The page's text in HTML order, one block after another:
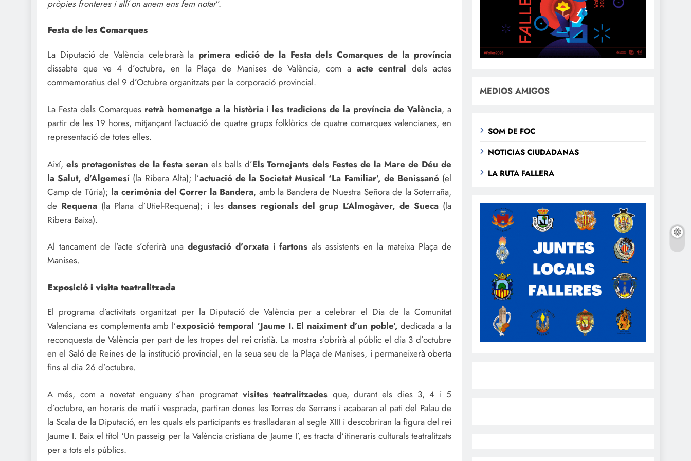
pròpies fronteres i allí on anem ens fem notar”.
Festa de les Comarques
La Diputació de València celebrarà la primera edició de la Festa dels Comarques de la província
dissabte que ve 4 d’octubre, en la Plaça de Manises de València, com a acte central dels actes
commemoratius del 9 d’Octubre organitzats per la corporació provincial.
La Festa dels Comarques retrà homenatge a la història i les tradicions de la província de València, a
partir de les 19 hores, mitjançant l’actuació de quatre grups folklòrics de quatre comarques valencianes, en
representació de totes elles.
Així, els protagonistes de la festa seran els balls d’Els Tornejants dels Festes de la Mare de Déu de
la Salut, d’Algemesí (la Ribera Alta); l’actuació de la Societat Musical ‘La Familiar’, de Benissanó(el
Camp de Túria); la cerimònia del Correr la Bandera, amb la Bandera de Nuestra Señora de la Soterraña,
de Requena (la Plana d’Utiel-Requena); i lesdanses regionals del grup L’Almogàver, de Sueca(la
Ribera Baixa).
Al tancament de l’acte s’oferirà una degustació d’orxata i fartons als assistents en la mateixa Plaça de
Manises.
Exposició i visita teatralitzada
El programa d’activitats organitzat per la Diputació de València per a celebrar el Dia de la Comunitat
Valenciana es complementa amb l’exposició temporal ‘Jaume I. El naiximent d’un poble’, dedicada a la
reconquesta de València per part de les tropes del rei cristià. La mostra s’obrirà al públic el dia 3 d’octubre
en el Saló de Reines de la institució provincial, en la seua seu de la Plaça de Manises, i permaneixerà oberta
fins al dia 26 d’octubre.
A més, com a novetat enguany s’han programat visites teatralitzades que, durant els dies 3, 4 i 5
d’octubre, en horaris de matí i vesprada, partiran dones les Torres de Serrans i acabaran al pati del Palau de
la Scala de la Diputació, en les quals els participants es traslladaran al segle XIII i descobriran la figura del rei
Jaume I. Baix el títol ‘Un passeig per la València cristiana de Jaume I’, es tracta d’itineraris culturals teatralitzats
per a tots els públics.
MEDIOS AMIGOS
SOM DE FOC
NOTICIAS CIUDADANAS
LA RUTA FALLERA